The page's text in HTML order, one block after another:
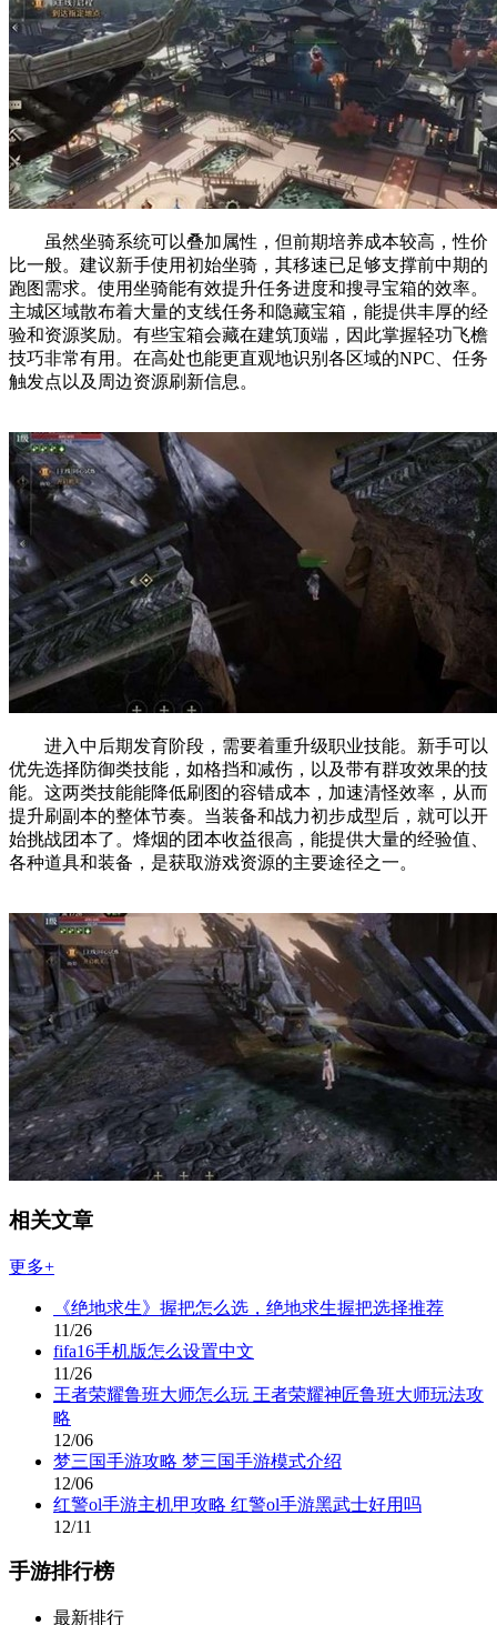
虽然坐骑系统可以叠加属性，但前期培养成本较高，性价
比一般。建议新手使用初始坐骑，其移速已足够支撑前中期的
跑图需求。使用坐骑能有效提升任务进度和搜寻宝箱的效率。
主城区域散布着大量的支线任务和隐藏宝箱，能提供丰厚的经
验和资源奖励。有些宝箱会藏在建筑顶端，因此掌握轻功飞檐
技巧非常有用。在高处也能更直观地识别各区域的NPC、任务
触发点以及周边资源刷新信息。
进入中后期发育阶段，需要着重升级职业技能。新手可以
优先选择防御类技能，如格挡和减伤，以及带有群攻效果的技
能。这两类技能能降低刷图的容错成本，加速清怪效率，从而
提升刷副本的整体节奏。当装备和战力初步成型后，就可以开
始挑战团本了。烽烟的团本收益很高，能提供大量的经验值、
各种道具和装备，是获取游戏资源的主要途径之一。
相关文章
更多+
《绝地求生》握把怎么选，绝地求生握把选择推荐
11/26
fifa16手机版怎么设置中文
11/26
王者荣耀鲁班大师怎么玩 王者荣耀神匠鲁班大师玩法攻
略
12/06
梦三国手游攻略 梦三国手游模式介绍
12/06
红警ol手游主机甲攻略 红警ol手游黑武士好用吗
12/11
手游排行榜
最新排行